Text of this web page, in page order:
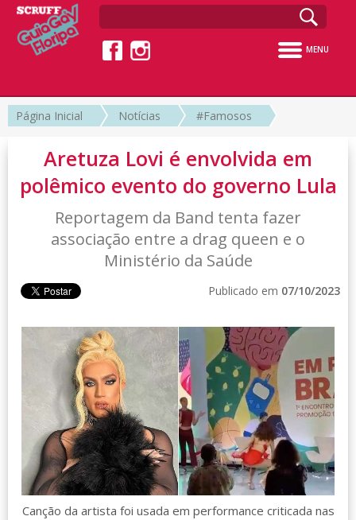
MENU
Página Inicial Notícias #Famosos
Aretuza Lovi é envolvida em
polêmico evento do governo Lula
Reportagem da Band tenta fazer
associação entre a drag queen e o
Ministério da Saúde
Publicado em 07/10/2023
Canção da artista foi usada em performance criticada nas